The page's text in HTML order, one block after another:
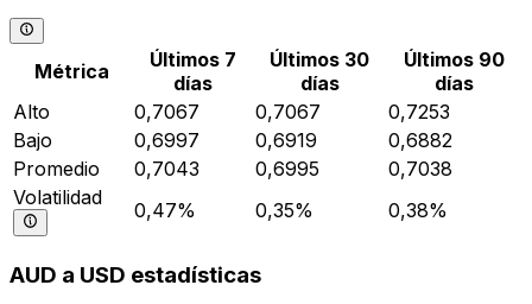
Métrica
Últimos 7
días
Últimos 30
días
Últimos 90
días
Alto
0,7067 0,7067
0,7253
Bajo
0,6997 0,6919
0,6882
Promedio
0,7043 0,6995
0,7038
Volatilidad
0,47% 0,35% 0,38%
AUD a USD estadísticas